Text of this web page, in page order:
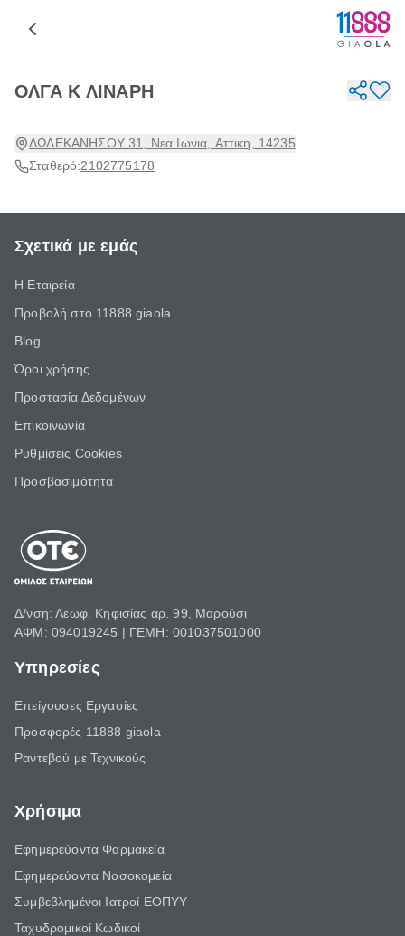
ΟΛΓΑ Κ ΛΙΝΑΡΗ
ΔΩΔΕΚΑΝΗΣΟΥ 31, Νεα Ιωνια, Αττικη, 14235
Σταθερό:2102775178
Σχετικά με εμάς
Η Εταιρεία
Προβολή στο 11888 giaola
Blog
Όροι χρήσης
Προστασία Δεδομένων
Επικοινωνία
Ρυθμίσεις Cookies
Προσβασιμότητα
Δ/νση: Λεωφ. Κηφισίας αρ. 99, Μαρούσι
ΑΦΜ: 094019245 | ΓΕΜΗ: 001037501000
Υπηρεσίες
Επείγουσες Εργασίες
Προσφορές 11888 giaola
Ραντεβού με Τεχνικούς
Χρήσιμα
Εφημερεύοντα Φαρμακεία
Εφημερεύοντα Νοσοκομεία
Συμβεβλημένοι Ιατροί ΕΟΠΥΥ
Ταχυδρομικοί Κωδικοί